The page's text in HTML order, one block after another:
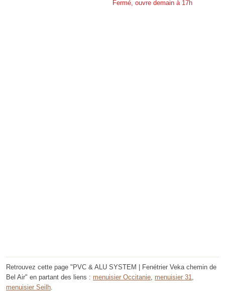
Fermé, ouvre demain à 17h
Retrouvez cette page "PVC & ALU SYSTEM | Fenétrier Veka chemin de
Bel Air" en partant des liens : menuisier Occitanie, menuisier 31,
menuisier Seilh.